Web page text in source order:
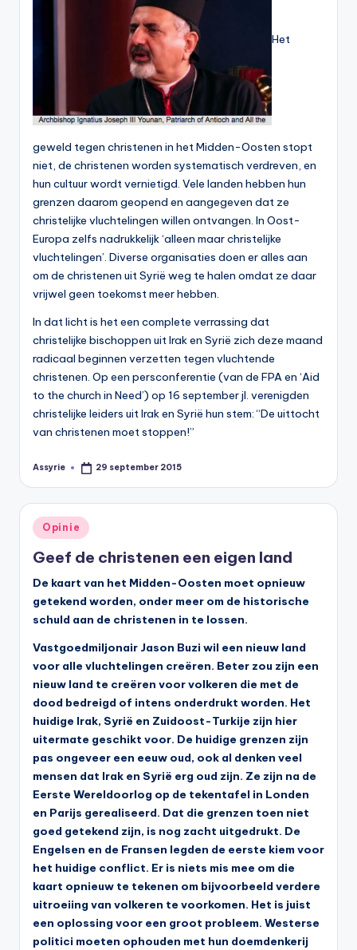
Het
geweld tegen christenen in het Midden-Oosten stopt
niet, de christenen worden systematisch verdreven, en
hun cultuur wordt vernietigd. Vele landen hebben hun
grenzen daarom geopend en aangegeven dat ze
christelijke vluchtelingen willen ontvangen. In Oost-
Europa zelfs nadrukkelijk ‘alleen maar christelijke
vluchtelingen’. Diverse organisaties doen er alles aan
om de christenen uit Syrië weg te halen omdat ze daar
vrijwel geen toekomst meer hebben.
In dat licht is het een complete verrassing dat
christelijke bischoppen uit Irak en Syrië zich deze maand
radicaal beginnen verzetten tegen vluchtende
christenen. Op een persconferentie (van de FPA en ‘Aid
to the church in Need’) op 16 september jl. verenigden
christelijke leiders uit Irak en Syrië hun stem: “De uittocht
van christenen moet stoppen!”
Geplaatst
Assyrie 29 september 2015
Geplaatst
in
Opinie
Geef de christenen een eigen land
De kaart van het Midden-Oosten moet opnieuw
getekend worden, onder meer om de historische
schuld aan de christenen in te lossen.
Vastgoedmiljonair Jason Buzi wil een nieuw land
voor alle vluchtelingen creëren. Beter zou zijn een
nieuw land te creëren voor volkeren die met de
dood bedreigd of intens onderdrukt worden. Het
huidige Irak, Syrië en Zuidoost-Turkije zijn hier
uitermate geschikt voor. De huidige grenzen zijn
pas ongeveer een eeuw oud, ook al denken veel
mensen dat Irak en Syrië erg oud zijn. Ze zijn na de
Eerste Wereldoorlog op de tekentafel in Londen
en Parijs gerealiseerd. Dat die grenzen toen niet
goed getekend zijn, is nog zacht uitgedrukt. De
Engelsen en de Fransen legden de eerste kiem voor
het huidige conflict. Er is niets mis mee om die
kaart opnieuw te tekenen om bijvoorbeeld verdere
uitroeiing van volkeren te voorkomen. Het is juist
een oplossing voor een groot probleem. Westerse
politici moeten ophouden met hun doemdenkerij